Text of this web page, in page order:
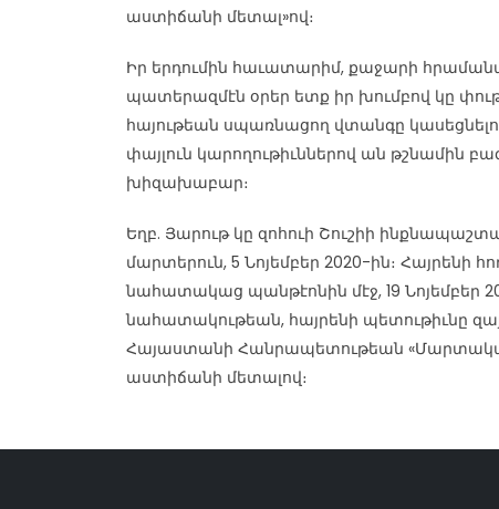
աստիճանի մետալ»ով։
Իր երդումին հաւատարիմ, քաջարի
պատերազմէն օրեր ետք իր խումբով կը
հայութեան սպառնացող վտանգը
փայլուն կարողութիւններով ան թշնամին
խիզախաբար։
Եղբ. Յարութ կը զոհուի Շուշիի
մարտերուն, 5 Նոյեմբեր 2020-ին։ Հայրենի
նահատակաց պանթէոնին մէջ, 19 Նոյեմբեր
նահատակութեան, հայրենի պետութիւնը
Հայաստանի Հանրապետութեան
աստիճանի մետալով։